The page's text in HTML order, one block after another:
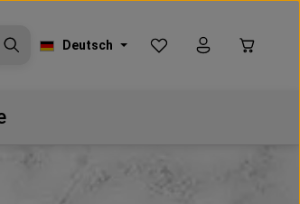
Deutsch
Du hast 0 Produkte